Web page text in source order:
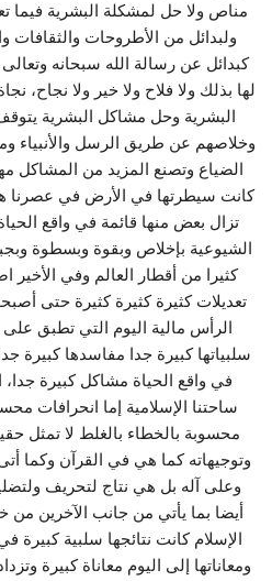
مناص ولا حل لمشكلة البشرية فيما
ولبدائل من الأطروحات والثقافات
كبدائل عن رسالة الله سبحانه
لها بذلك ولا فلاح ولا خير ولا نجاح،
البشرية وحل مشاكل البشرية يتوقف
وخلاصهم عن طريق الرسل والأنبياء
الضياع وتصنع المزيد من المشاكل
كانت سيطرتها في الأرض في عصرنا
تزال بعض منها قائمة في واقع
الشيوعية بإخلاص وبقوة وبسطوة
كثيرا من أقطار العالم وفي الأخير
تعديلات كثيرة كثيرة كثيرة حتى
الرأس مالية اليوم التي تطبق
سلبياتها كبيرة جدا مفاسدها كبيرة
في واقع الحياة مشاكل كبيرة
ساحتنا الإسلامية إما انحرافات
محسوبة بالخطاء بالغلط لا تمثل
وتوجيهاته كما هي في القرآن وكما
وعلى آله بل هي نتاج لتحريف
أيضا بما يأتي من جانب الآخرين من
الإسلام كانت نتائجها سلبية كبيرة
ومعاناتها إلى اليوم معاناة كبيرة